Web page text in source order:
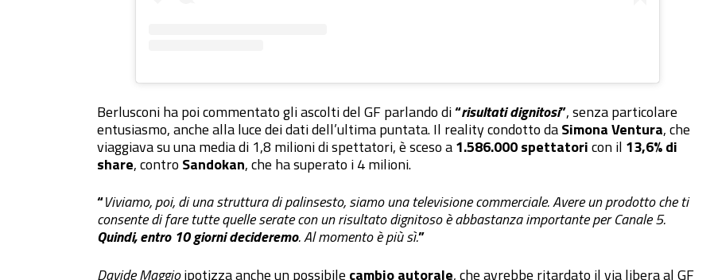
Berlusconi ha poi commentato gli ascolti del GF parlando di“risultati dignitosi”, senza particolare
entusiasmo, anche alla luce dei dati dell’ultima puntata. Il reality condotto daSimona Ventura, che
viaggiava su una media di 1,8 milioni di spettatori, è sceso a1.586.000 spettatoricon il 13,6% di
share, contro Sandokan, che ha superato i 4 milioni.
“Viviamo, poi, di una struttura di palinsesto, siamo una televisione commerciale. Avere un prodotto che ti
consente di fare tutte quelle serate con un risultato dignitoso è abbastanza importante per Canale 5.
Quindi, entro 10 giorni decideremo. Al momento è più sì.”
Davide Maggioipotizza anche un possibile cambio autorale, che avrebbe ritardato il via libera al GF